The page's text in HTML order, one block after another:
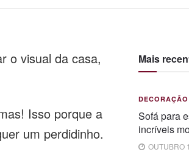
o visual da casa,
Isso porque a
um perdidinho.
Mais
DECORAÇÃO
Sofá para
incríveis
OUTUBRO